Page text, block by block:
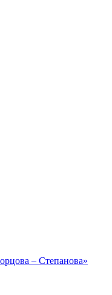
– Степанова»